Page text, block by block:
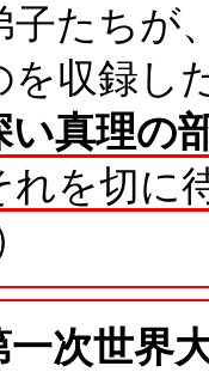
子たちが
を収録し
い真理の
れを切に
一次世界